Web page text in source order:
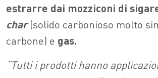
estrarre dai mozziconi di
char(solido carbonioso molto
carbone) e gas.
“Tutti i prodotti hanno